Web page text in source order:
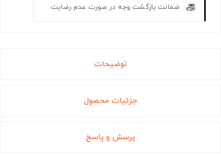
ضمانت بازگشت وجه در صورت عدم رضایت
توضیحات
جزئیات محصول
پرسش و پاسخ